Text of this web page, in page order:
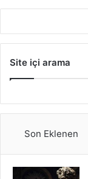
Site içi arama
Son Eklenen